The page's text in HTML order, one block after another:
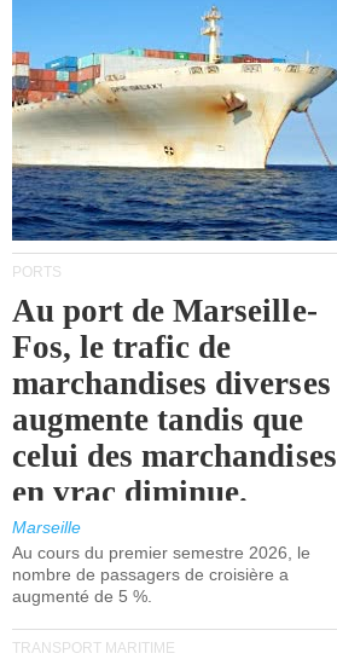
PORTS
Au port de Marseille-
Fos, le trafic de
marchandises diverses
augmente tandis que
celui des marchandises
en vrac diminue.
Marseille
Au cours du premier semestre 2026, le
nombre de passagers de croisière a
augmenté de 5 %.
TRANSPORT MARITIME